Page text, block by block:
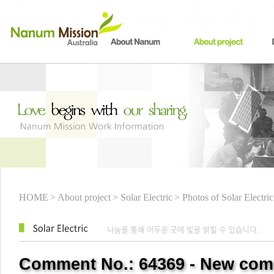
HOME > About project > Solar Electric > Photos of Solar Electric
Comment No.: 64369 - New